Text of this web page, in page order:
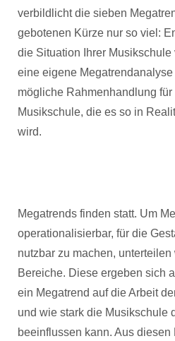
verbildlicht die sieben
gebotenen Kürze nur so viel:
die Situation Ihrer Musikschule
eine eigene
mögliche Rahmenhandlung
Musikschule, die es so in
wird.
Megatrends finden statt. Um
operationalisierbar, für die
nutzbar zu machen,
Bereiche. Diese ergeben sich
ein Megatrend auf die Arbeit
und wie stark die Musikschule
beeinflussen kann. Aus